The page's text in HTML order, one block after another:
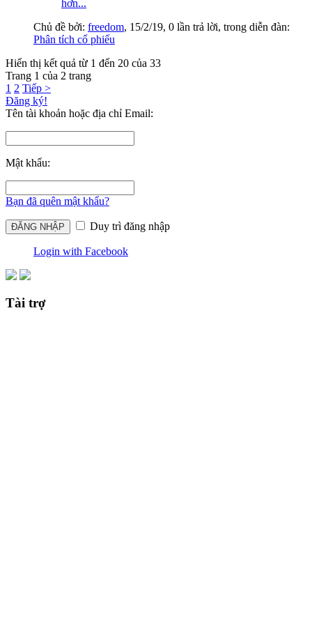
hơn...
Chủ đề bởi: freedom, 15/2/19, 0 lần trả lời, trong diễn đàn:
Phân tích cổ phiếu
Hiển thị kết quả từ 1 đến 20 của 33
Trang 1 của 2 trang
1 2 Tiếp >
Đăng ký!
Tên tài khoản hoặc địa chỉ Email:
Mật khẩu:
Bạn đã quên mật khẩu?
Duy trì đăng nhập
Login with Facebook
Tài trợ